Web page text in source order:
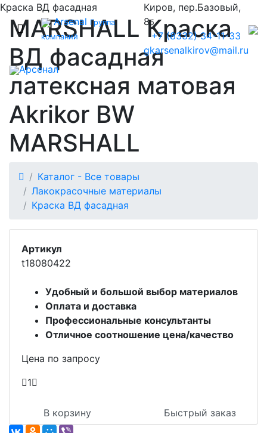
Arsenal Группа
компаний
Киров, пер.Базовый,
8б
+7 (8332) 34-11-33
gkarsenalkirov@mail.ru
Арсенал
Краска ВД фасадная
MARSHALL Краска
ВД фасадная
латексная матовая
Akrikor BW
MARSHALL
Каталог - Все товары
Лакокрасочные материалы
Краска ВД фасадная
Артикул
t18080422
Удобный и большой выбор материалов
Оплата и доставка
Профессиональные консультанты
Отличное соотношение цена/качество
Цена по запросу
1
В корзину Быстрый заказ